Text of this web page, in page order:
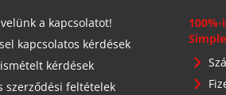
a kapcsolatot!
kapcsolatos kérdések
kérdések
szerződési feltételek